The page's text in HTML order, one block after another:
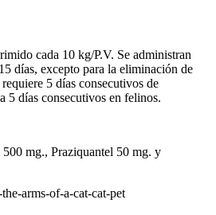
cada 10 kg/P.V. Se administran
días, excepto para la eliminación de
5 días consecutivos de
5 días consecutivos en felinos.
mg., Praziquantel 50 mg. y